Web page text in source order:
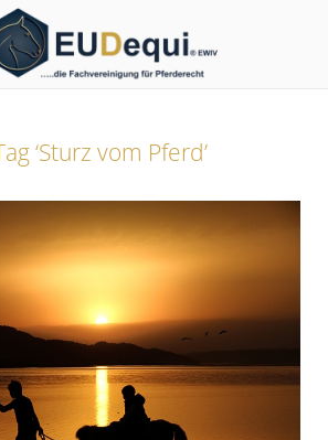
‘Sturz vom Pferd’